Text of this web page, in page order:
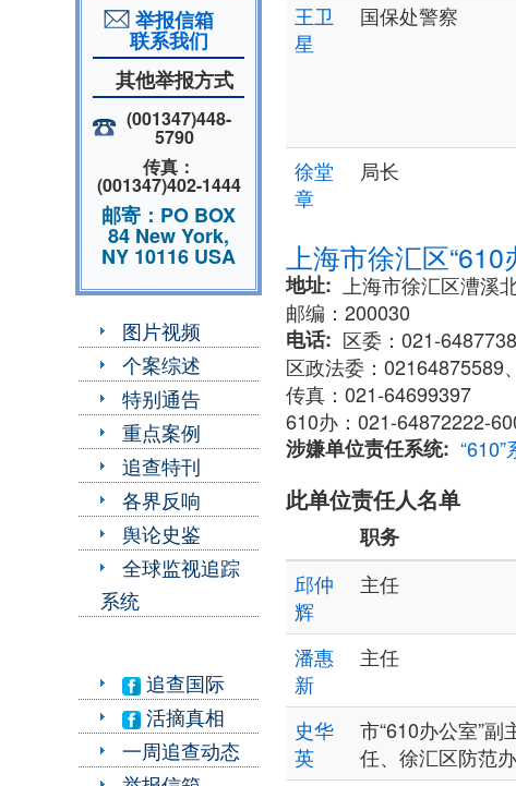
举报信箱
联系我们
其他举报方式
(001347)448-
5790
传真：
(001347)402-1444
邮寄：PO BOX
84 New York,
NY 10116 USA
图片视频
个案综述
特别通告
重点案例
追查特刊
各界反响
舆论史鉴
全球监视追踪
系统
追查国际
活摘真相
一周追查动态
王卫
星
国保处警察
徐堂
章
局长
上海市徐汇区“610
地址
上海市徐汇区漕溪
邮编：200030
电话
区委：021-
区政法委：02164875589
传真：021-64699397
610办：021-64872222-
涉嫌单位责任系统
“610”
此单位责任人名单
职务
邱仲
辉
主任
潘惠
新
主任
史华
英
市“610办公室”副
任、徐汇区防范